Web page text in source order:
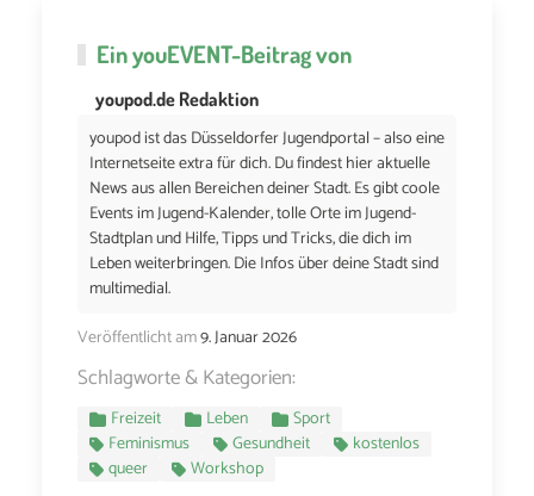
EinyouEVENT-Beitrag von
youpod.de Redaktion
youpod ist das Düsseldorfer Jugendportal – also eine
Internetseite extra für dich. Du findest hier aktuelle
News aus allen Bereichen deiner Stadt. Es gibt coole
Events im Jugend-Kalender, tolle Orte im Jugend-
Stadtplan und Hilfe, Tipps und Tricks, die dich im
Leben weiterbringen. Die Infos über deine Stadt sind
multimedial.
Veröffentlicht am9. Januar 2026
Schlagworte & Kategorien:
Freizeit Leben
Sport
Feminismus
Gesundheit
kostenlos
queer
Workshop